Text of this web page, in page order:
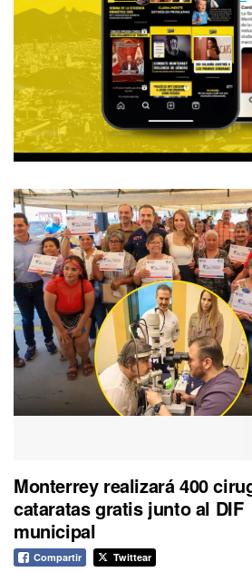
Monterrey realizará 400
cataratas gratis junto al DIF
municipal
Compartir Twittear